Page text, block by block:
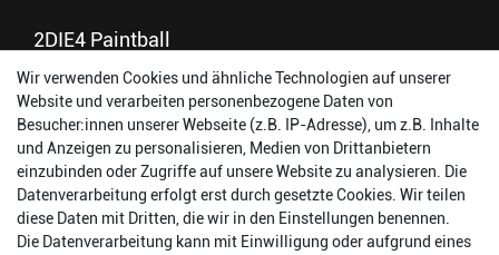
2DIE4 Paintball
56457 Westerburg
Reinhold-Ferger-Straße 26
order@2die4-sports.com
0 26 63/ 9 68 69 37
Öffnungszeiten
Wir verwenden Cookies und ähnliche Technologien auf unserer
Website und verarbeiten personenbezogene Daten von
Besucher:innen unserer Webseite (z.B. IP-Adresse), um z.B. Inhalte
und Anzeigen zu personalisieren, Medien von Drittanbietern
einzubinden oder Zugriffe auf unsere Website zu analysieren. Die
Datenverarbeitung erfolgt erst durch gesetzte Cookies. Wir teilen
diese Daten mit Dritten, die wir in den Einstellungen benennen.
Die Datenverarbeitung kann mit Einwilligung oder aufgrund eines